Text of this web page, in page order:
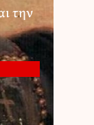
την